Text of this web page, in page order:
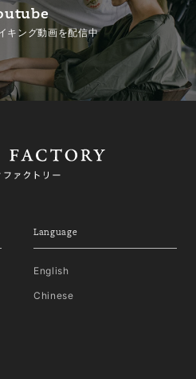
キング動画を配信中
Language
English
Chinese